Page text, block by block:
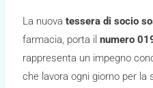
La nuovatessera di socio
farmacia, porta ilnumero
rappresenta un impegno
che lavora ogni giorno per la